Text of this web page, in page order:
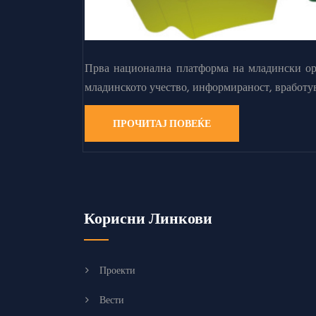
Прва национална платформа на младински
младинското учество, информираност,
ПРОЧИТАЈ ПОВЕЌЕ
Корисни Линкови
Проекти
Вести